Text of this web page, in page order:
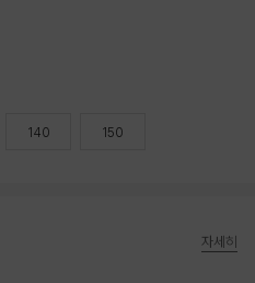
140 150
자세히